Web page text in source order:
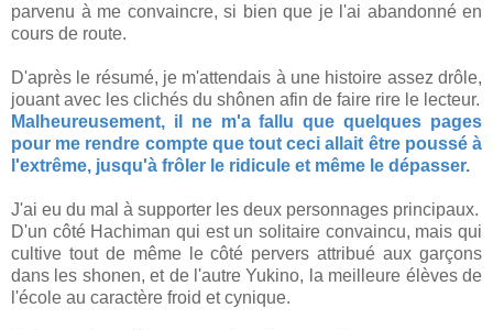
parvenu à me convaincre, si bien que je l'ai abandonné en
cours de route.
D'après le résumé, je m'attendais à une histoire assez drôle,
jouant avec les clichés du shônen afin de faire rire le lecteur.
Malheureusement, il ne m'a fallu que quelques pages
pour me rendre compte que tout ceci allait être poussé à
l'extrême, jusqu'à frôler le ridicule et même le dépasser.
J'ai eu du mal à supporter les deux personnages principaux.
D'un côté Hachiman qui est un solitaire convaincu, mais qui
cultive tout de même le côté pervers attribué aux garçons
dans les shonen, et de l'autre Yukino, la meilleure élèves de
l'école au caractère froid et cynique.